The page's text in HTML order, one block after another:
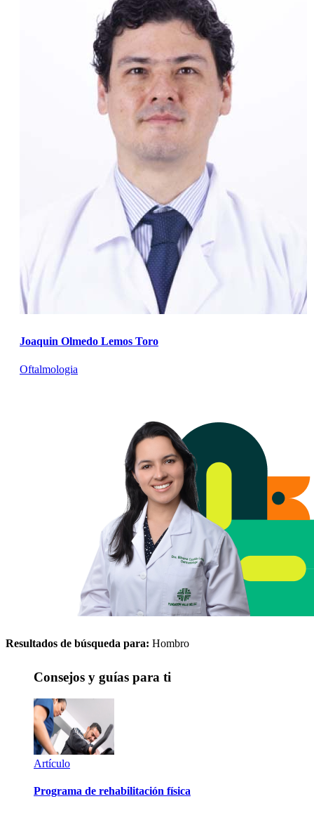
Joaquin Olmedo Lemos Toro
Oftalmologia
Resultados de búsqueda para: Hombro
Consejos y guías para ti
Artículo
Programa de rehabilitación física